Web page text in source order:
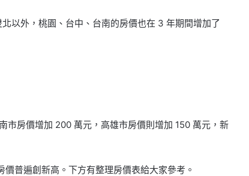
以外，桃園、台中、台南的房價也在 3 年期間增加了
房價增加 200 萬元，高雄市房價則增加 150 萬元，新
普遍創新高。下方有整理房價表給大家參考。